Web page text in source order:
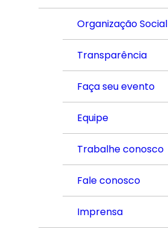
Organização Social
Transparência
Faça seu evento
Equipe
Trabalhe conosco
Fale conosco
Imprensa